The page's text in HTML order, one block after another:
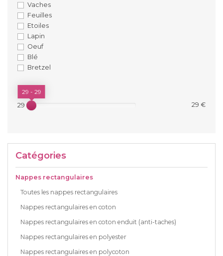
Vaches
Feuilles
Etoiles
Lapin
Oeuf
Blé
Bretzel
PRIX
29 € 29 €
29 - 29
Catégories
Nappes rectangulaires
Toutes les nappes rectangulaires
Nappes rectangulaires en coton
Nappes rectangulaires en coton enduit (anti-taches)
Nappes rectangulaires en polyester
Nappes rectangulaires en polycoton